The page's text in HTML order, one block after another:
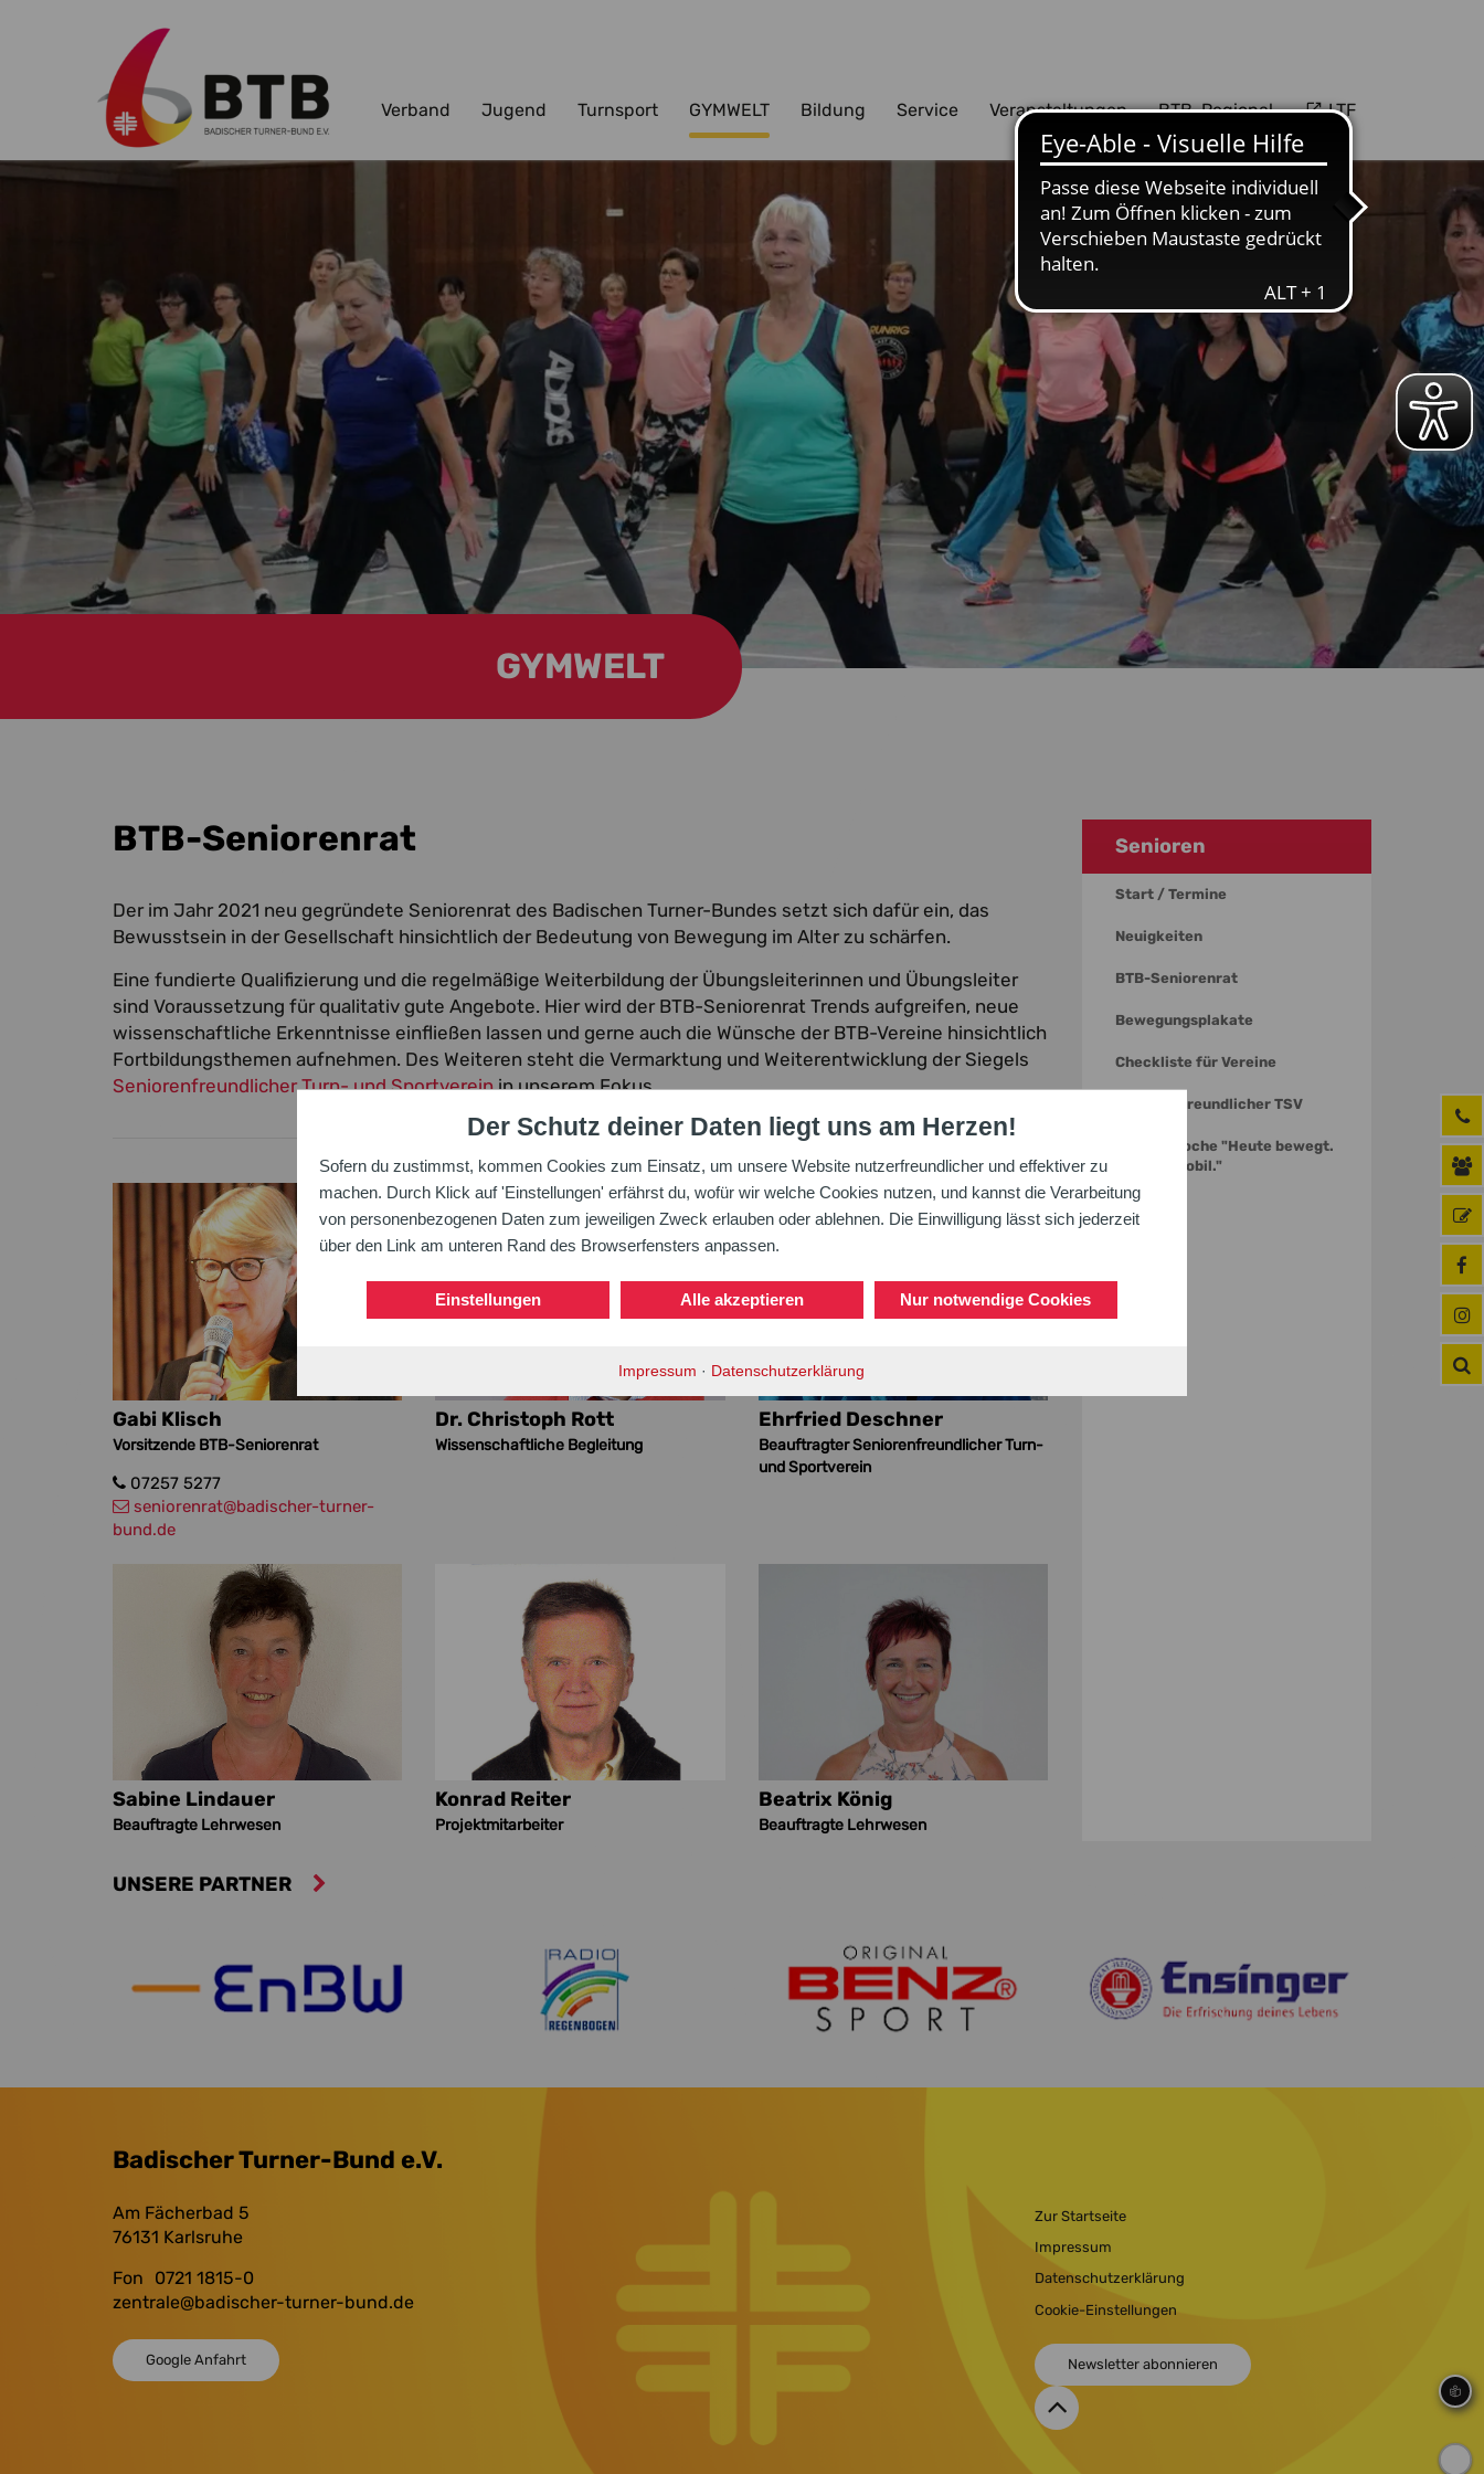
Der Schutz deiner Daten liegt uns am Herzen!
Sofern du zustimmst, kommen Cookies zum Einsatz, um unsere Website nutzerfreundlicher und effektiver zu
machen. Durch Klick auf 'Einstellungen' erfährst du, wofür wir welche Cookies nutzen, und kannst die Verarbeitung
von personenbezogenen Daten zum jeweiligen Zweck erlauben oder ablehnen. Die Einwilligung lässt sich jederzeit
über den Link am unteren Rand des Browserfensters anpassen.
Einstellungen Alle akzeptieren Nur notwendige Cookies
Impressum · Datenschutzerklärung
Zum Hauptinhalt springen
Verband Jugend Turnsport GYMWELT Bildung Service Veranstaltungen BTB-Regional LTF
GYMWELT
BTB-Seniorenrat
Der im Jahr 2021 neu gegründete Seniorenrat des Badischen Turner-Bundes setzt sich dafür ein, das
Bewusstsein in der Gesellschaft hinsichtlich der Bedeutung von Bewegung im Alter zu schärfen.
Eine fundierte Qualifizierung und die regelmäßige Weiterbildung der Übungsleiterinnen und Übungsleiter
sind Voraussetzung für qualitativ gute Angebote. Hier wird der BTB-Seniorenrat Trends aufgreifen, neue
wissenschaftliche Erkenntnisse einfließen lassen und gerne auch die Wünsche der BTB-Vereine hinsichtlich
Fortbildungsthemen aufnehmen. Des Weiteren steht die Vermarktung und Weiterentwicklung der Siegels
Seniorenfreundlicher Turn- und Sportvereinin unserem Fokus.
Gabi Klisch
Vorsitzende BTB-Seniorenrat
07257 5277
seniorenrat@badischer-turner-
bund.de
Dr. Christoph Rott
Wissenschaftliche Begleitung
Ehrfried Deschner
Beauftragter Seniorenfreundlicher Turn-
und Sportverein
Sabine Lindauer
Beauftragte Lehrwesen
Konrad Reiter
Projektmitarbeiter
Beatrix König
Beauftragte Lehrwesen
Senioren
Start / Termine
Neuigkeiten
BTB-Seniorenrat
Bewegungsplakate
Checkliste für Vereine
Seniorenfreundlicher TSV
Aktionswoche "Heute bewegt.
Morgen mobil."
UNSERE PARTNER
Badischer Turner-Bund e.V.
Am Fächerbad 5
76131 Karlsruhe
Fon
0721 1815-0
zentrale@badischer-turner-bund.de
Google Anfahrt
Zur Startseite
Impressum
Datenschutzerklärung
Cookie-Einstellungen
Newsletter abonnieren